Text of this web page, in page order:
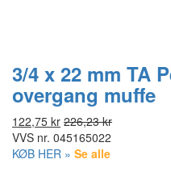
3/4 x 22 mm TA
overgang muffe
122,75 kr 226,23 kr
VVS nr. 045165022
KØB HER » Se alle